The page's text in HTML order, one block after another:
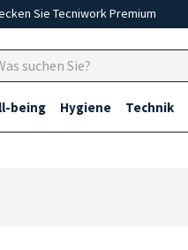
Sie Tecniwork Premium
being Hygiene Technik